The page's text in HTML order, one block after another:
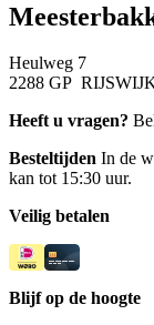
Heulweg 7
2288 GP
Heeft u vragen?
Besteltijden In de
kan tot 15:30 uur.
Veilig betalen
Blijf op de hoogte